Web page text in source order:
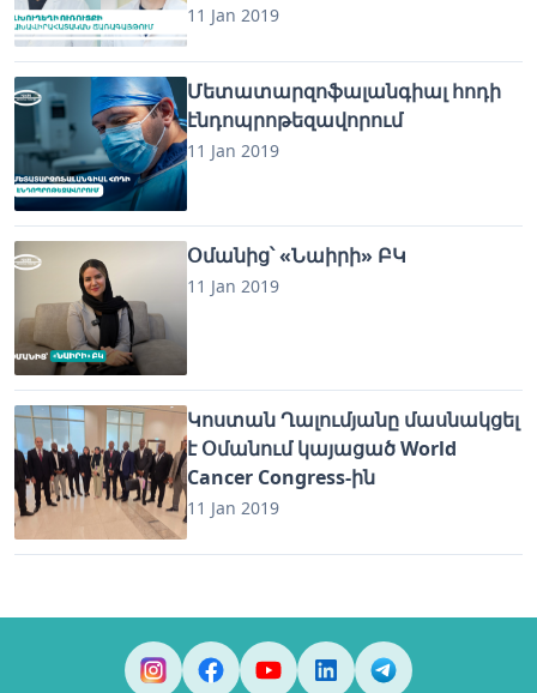
11 Jan 2019
Մետատարզոֆալանգիալ հոդի
էնդոպրոթեզավորում
11 Jan 2019
Օմանից՝ «Նաիրի» ԲԿ
11 Jan 2019
Կոստան Ղալումյանը մասնակցել
է Օմանում կայացած World
Cancer Congress-ին
11 Jan 2019